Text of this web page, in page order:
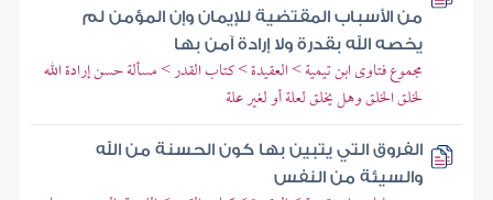
من الأسباب المقتضية للإيمان وإن المؤمن لم
يخصه الله بقدرة ولا إرادة آمن بها
مجموع فتاوى ابن تيمية > العقيدة > كتاب القدر > مسألة حسن إرادة الله
لخلق الخلق وهل يخلق لعلة أو لغير علة
الفروق التي يتبين بها كون الحسنة من الله
والسيئة من النفس